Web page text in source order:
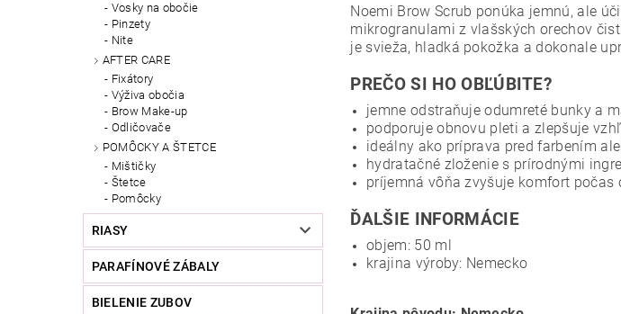
Vosky na obočie
Pinzety
Nite
AFTER CARE
Fixátory
Výživa obočia
Brow Make-up
Odličovače
POMÔCKY A ŠTETCE
Mištičky
Štetce
Pomôcky
RIASY
PARAFÍNOVÉ ZÁBALY
BIELENIE ZUBOV
Noemi Brow Scrub ponúka jemnú, ale
mikrogranulami z vlašských orechov
je svieža, hladká pokožka a dokonale
PREČO SI HO OBĽÚBITE?
jemne odstraňuje odumreté bunky a
podporuje obnovu pleti a zlepšuje
ideálny ako príprava pred farbením
hydratačné zloženie s prírodnými
príjemná vôňa zvyšuje komfort počas
ĎALŠIE INFORMÁCIE
objem: 50 ml
krajina výroby: Nemecko